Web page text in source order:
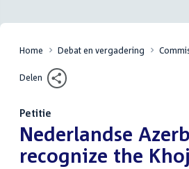
Home Debat en vergadering
Delen
Petitie
:Nederlandse
recognize the